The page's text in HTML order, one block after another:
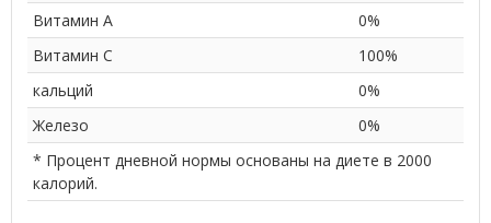
Витамин А
0%
Витамин С
100%
кальций
0%
Железо
0%
* Процент дневной нормы основаны на диете в 2000
калорий.